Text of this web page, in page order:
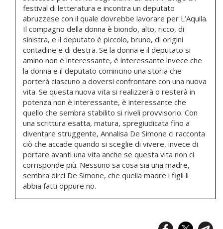
festival di letteratura e incontra un deputato
abruzzese con il quale dovrebbe lavorare per L’Aquila.
Il compagno della donna è biondo, alto, ricco, di
sinistra, e il deputato è piccolo, bruno, di origini
contadine e di destra. Se la donna e il deputato si
amino non è interessante, è interessante invece che
la donna e il deputato comincino una storia che
porterà ciascuno a doversi confrontare con una nuova
vita. Se questa nuova vita si realizzerà o resterà in
potenza non è interessante, è interessante che
quello che sembra stabilito si riveli provvisorio. Con
una scrittura esatta, matura, spregiudicata fino a
diventare struggente, Annalisa De Simone ci racconta
ciò che accade quando si sceglie di vivere, invece di
portare avanti una vita anche se questa vita non ci
corrisponde più. Nessuno sa cosa sia una madre,
sembra dirci De Simone, che quella madre i figli li
abbia fatti oppure no.